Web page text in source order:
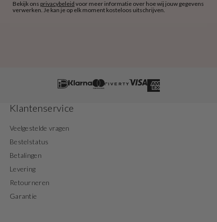
Bekijk ons privacybeleid voor meer informatie over hoe wij jouw gegevens
verwerken. Je kan je op elk moment kosteloos uitschrijven.
Klantenservice
Veelgestelde vragen
Bestelstatus
Betalingen
Levering
Retourneren
Garantie